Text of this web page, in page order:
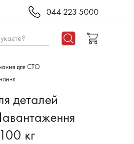
044 223 5000
для СТО
деталей
кг